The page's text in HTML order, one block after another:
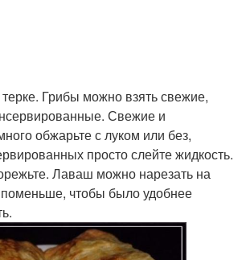
Грибы можно взять свежие,
Свежие и
обжарьте с луком или без,
просто слейте жидкость.
Лаваш можно нарезать на
поменьше, чтобы было удобнее